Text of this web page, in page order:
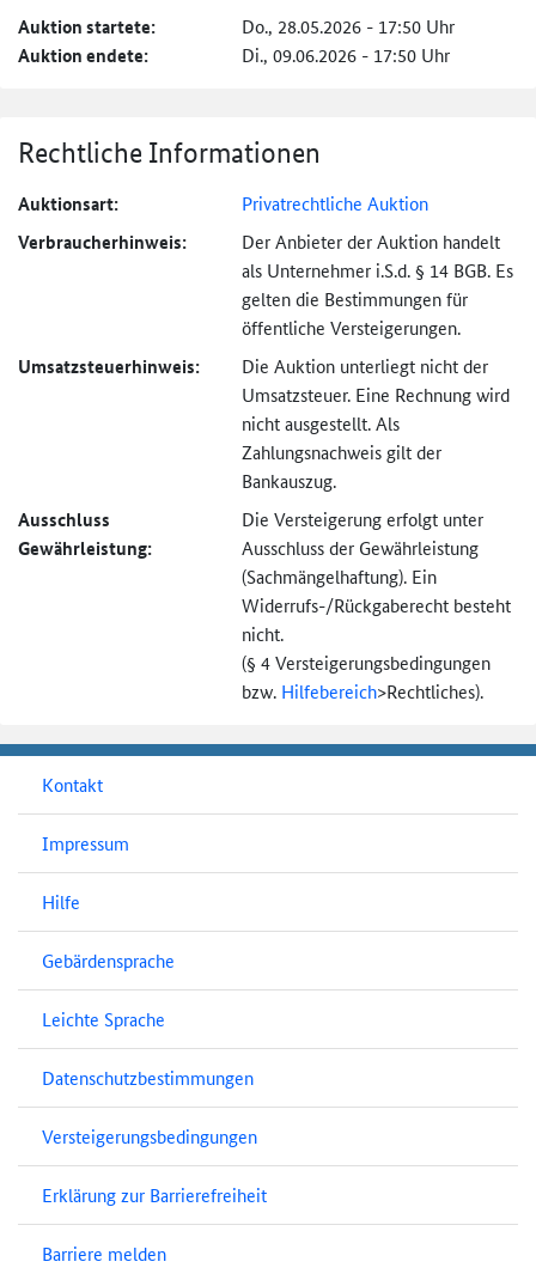
Auktion startete: Do., 28.05.2026 - 17:50 Uhr
Auktion endete: Di., 09.06.2026 - 17:50 Uhr
Rechtliche Informationen
Auktionsart: Privatrechtliche Auktion
Verbraucher­hinweis:
Der Anbieter der Auktion handelt
als Unternehmer i.S.d. § 14 BGB. Es
gelten die Bestimmungen für
öffentliche Versteigerungen.
Umsatzsteuer­hinweis:
Die Auktion unterliegt nicht der
Umsatzsteuer. Eine Rechnung wird
nicht ausgestellt. Als
Zahlungsnachweis gilt der
Bankauszug.
Ausschluss
Gewährleistung:
Die Versteigerung erfolgt unter
Ausschluss der Gewährleistung
(Sachmängel­haftung). Ein
Widerrufs-/Rückgaberecht besteht
nicht.
(§ 4 Versteigerungs­bedingungen
bzw. Hilfebereich>Rechtliches).
Kontakt
Impressum
Hilfe
Gebärdensprache
Leichte Sprache
Datenschutzbestimmungen
Versteigerungsbedingungen
Erklärung zur Barrierefreiheit
Barriere melden